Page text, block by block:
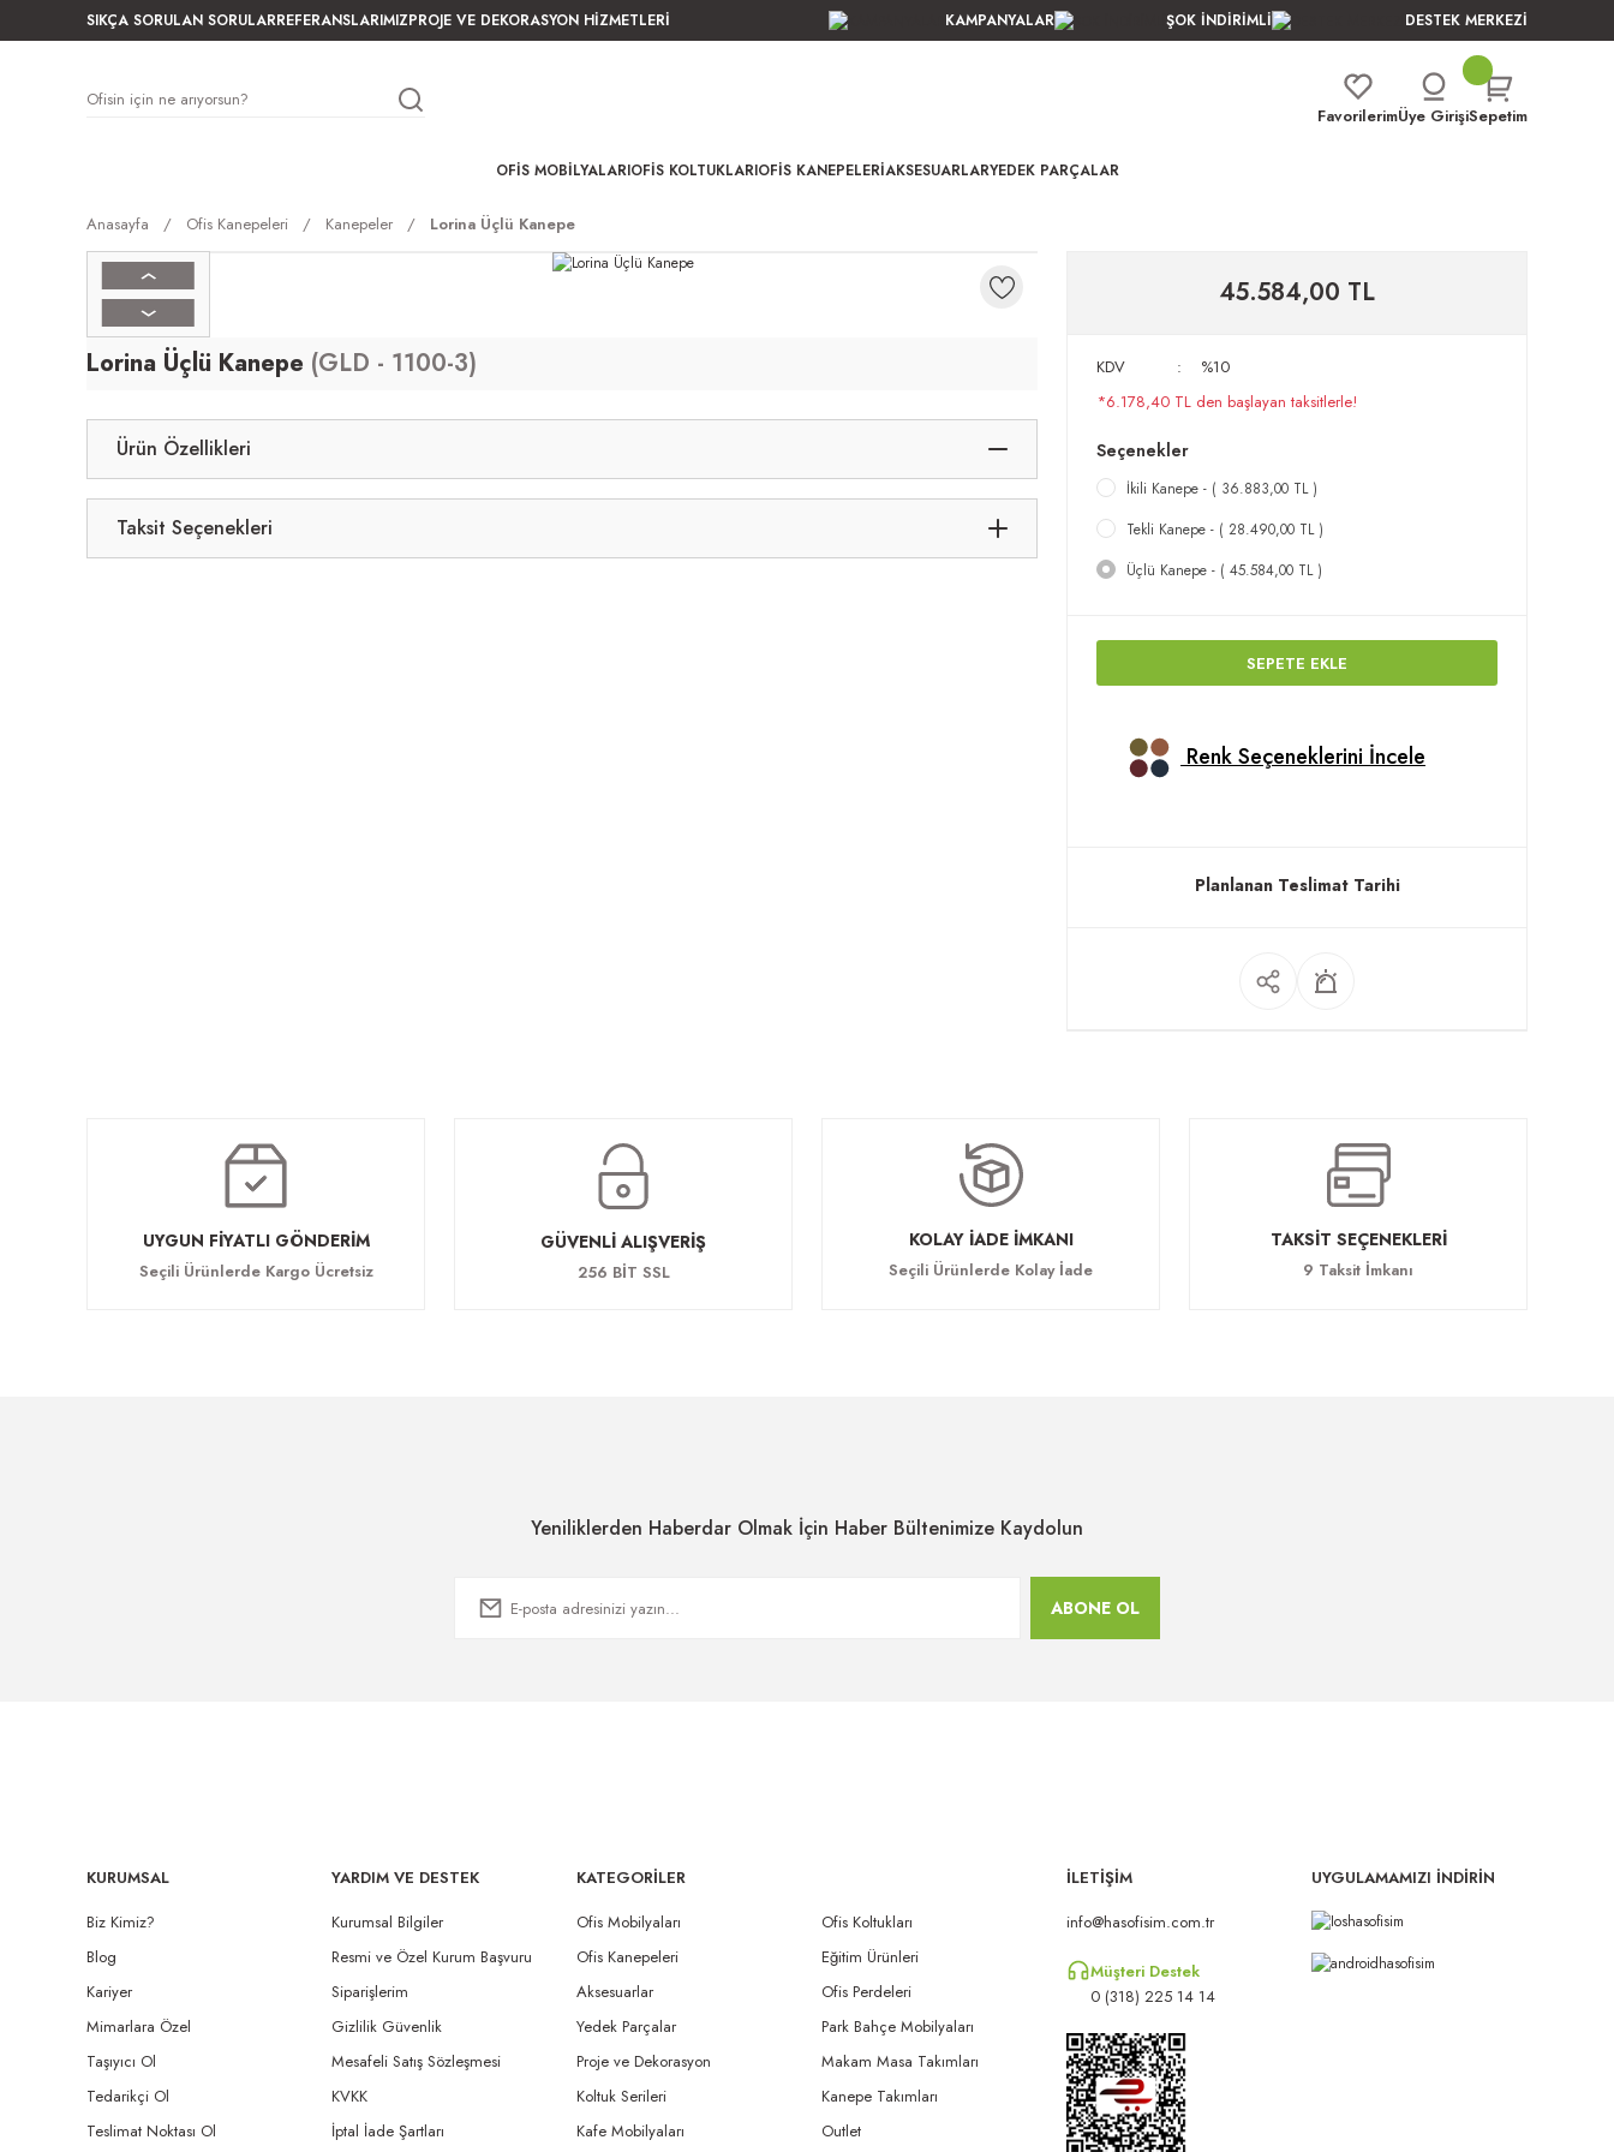
SIKÇA SORULAN SORULARREFERANSLARIMIZPROJE VE DEKORASYON HİZMETLERİ KAMPANYALAR ŞOK İNDİRİMLİ DESTEK MERKEZİ
FavorilerimÜye GirişiSepetim
OFIS MOBILYALARIOFIS KOLTUKLARIOFIS KANEPELERIAKSESUARLARYEDEK PARÇALAR
Anasayfa Ofis Kanepeleri Kanepeler Lorina Üçlü Kanepe
Lorina Üçlü Kanepe (GLD - 1100-3)
Ürün Özellikleri
Taksit Seçenekleri
45.584,00 TL
KDV
%10
*6.178,40 TL den başlayan taksitlerle!
Seçenekler
İkili Kanepe - ( 36.883,00 TL )
Tekli Kanepe - ( 28.490,00 TL )
Üçlü Kanepe - ( 45.584,00 TL )
SEPETE EKLE
Renk Seçeneklerini İncele
Planlanan Teslimat Tarihi
UYGUN FİYATLI GÖNDERİM
Seçili Ürünlerde Kargo Ücretsiz
GÜVENLİ ALIŞVERİŞ
256 BİT SSL
KOLAY İADE İMKANI
Seçili Ürünlerde Kolay İade
TAKSİT SEÇENEKLERİ
9 Taksit İmkanı
Yeniliklerden Haberdar Olmak İçin Haber Bültenimize Kaydolun
ABONE OL
KURUMSAL
Biz Kimiz?
Blog
Kariyer
Mimarlara Özel
Taşıyıcı Ol
Tedarikçi Ol
Teslimat Noktası Ol
YARDIM VE DESTEK
Kurumsal Bilgiler
Resmi ve Özel Kurum Başvuru
Siparişlerim
Gizlilik Güvenlik
Mesafeli Satış Sözleşmesi
KVKK
İptal İade Şartları
KATEGORİLER
Ofis Mobilyaları
Ofis Koltukları
Ofis Kanepeleri
Eğitim Ürünleri
Aksesuarlar
Ofis Perdeleri
Yedek Parçalar
Park Bahçe Mobilyaları
Proje ve Dekorasyon
Makam Masa Takımları
Koltuk Serileri
Kanepe Takımları
Kafe Mobilyaları
Outlet
İLETİŞİM
info@hasofisim.com.tr
Müşteri Destek
0 (318) 225 14 14
UYGULAMAMIZI İNDİRİN